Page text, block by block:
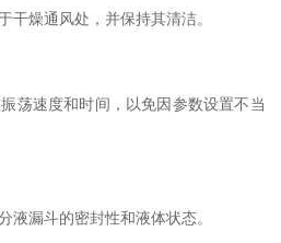
燥通风处，并保持其清洁。
荡速度和时间，以免因参数设置不当
漏斗的密封性和液体状态。